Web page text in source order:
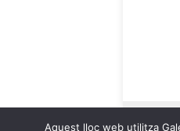
Aquest lloc web utilitza